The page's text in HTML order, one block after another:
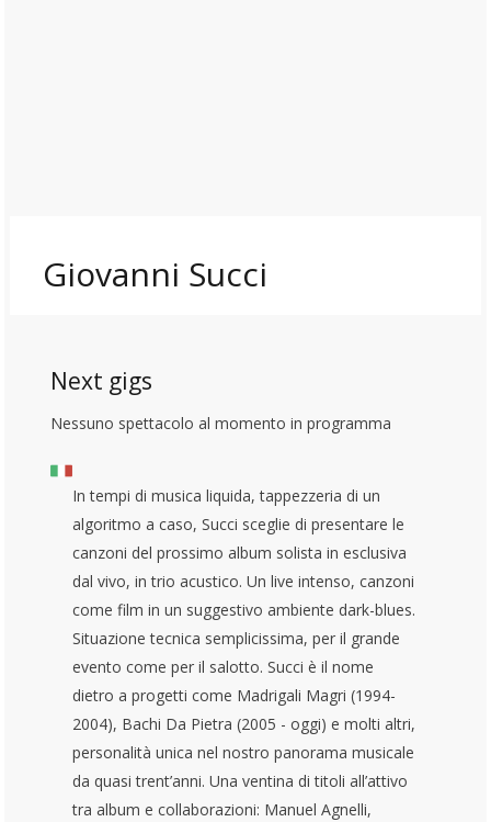
Giovanni Succi
Next gigs
Nessuno spettacolo al momento in programma
In tempi di musica liquida, tappezzeria di un
algoritmo a caso, Succi sceglie di presentare le
canzoni del prossimo album solista in esclusiva
dal vivo, in trio acustico. Un live intenso, canzoni
come film in un suggestivo ambiente dark-blues.
Situazione tecnica semplicissima, per il grande
evento come per il salotto. Succi è il nome
dietro a progetti come Madrigali Magri (1994-
2004), Bachi Da Pietra (2005 - oggi) e molti altri,
personalità unica nel nostro panorama musicale
da quasi trent’anni. Una ventina di titoli all’attivo
tra album e collaborazioni: Manuel Agnelli,